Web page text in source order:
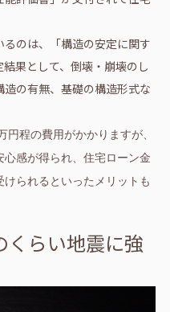
のは、「構造の安定に関す
果として、倒壊・崩壊のし
の有無、基礎の構造形式な
程の費用がかかりますが、
感が得られ、住宅ローン金
られるといったメリットも
くらい地震に強